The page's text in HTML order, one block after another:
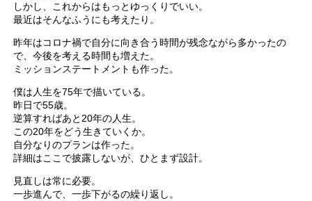
しかし、これからはもっとゆっくりでいい。
最近はそんなふうにも考えたり。
昨年はコロナ禍で自分に向き合う時間が残念ながら多かったの
で、今後を考える時間も増えた。
ミッションステートメントも作った。
僕は人生を75年で描いている。
昨日で55歳。
逆算すればあと20年の人生。
この20年をどう生きていくか。
自分なりのプランは作った。
詳細はここで披露しないが、ひとまず設計。
見直しは常に必要。
一歩進んで、一歩下がるの繰り返し。